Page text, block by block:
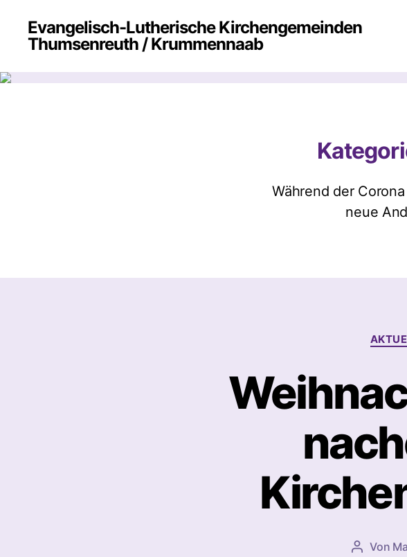
Evangelisch-Lutherische Kirchengemeinden
Thumsenreuth / Krummennaab
Während der
neue
Von